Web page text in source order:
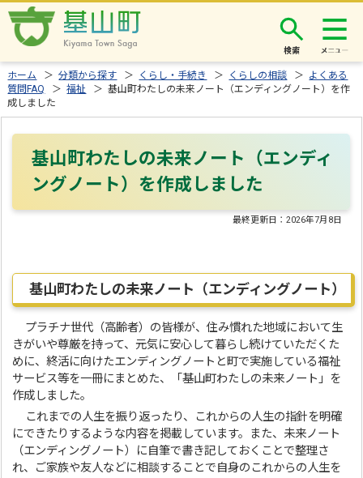
検索
ホーム ＞分類から探す ＞ くらし・手続き ＞ くらしの相談 ＞ よくある
質問FAQ
＞福祉
＞ 基山町わたしの未来ノート（エンディングノート）を作
成しました
基山町わたしの未来ノート（エンディ
ングノート）を作成しました
最終更新日：2026年7月8日
基山町わたしの未来ノート（エンディングノート）
プラチナ世代（高齢者）の皆様が、住み慣れた地域において生
きがいや尊厳を持って、元気に安心して暮らし続けていただくた
めに、終活に向けたエンディングノートと町で実施している福祉
サービス等を一冊にまとめた、「基山町わたしの未来ノート」を
作成しました。
これまでの人生を振り返ったり、これからの人生の指針を明確
にできたりするような内容を掲載しています。また、未来ノート
（エンディングノート）に自筆で書き記しておくことで整理さ
れ、ご家族や友人などに相談することで自身のこれからの人生を